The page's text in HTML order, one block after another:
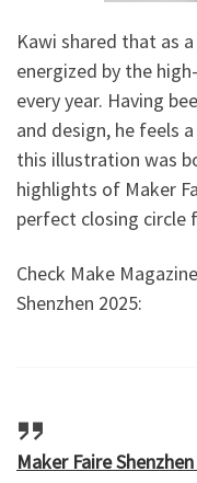
Kawi shared that as
energized by the
every year. Having
and design, he feels
this illustration was
highlights of Maker
perfect closing circle
Check Make
Shenzhen 2025:
Maker Faire